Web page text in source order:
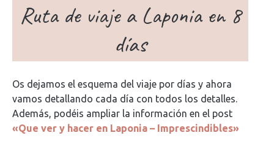
Ruta de viaje a Laponia en 8
días
Os dejamos el esquema del viaje por días y ahora
vamos detallando cada día con todos los detalles.
Además, podéis ampliar la información en el post
«Que ver y hacer en Laponia – Imprescindibles»